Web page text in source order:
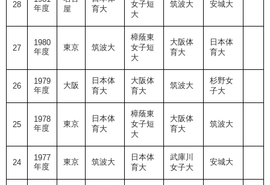
28
年度
屋
育大
女子短
大
筑波大 安城大
27
1980
年度
東京 筑波大
樟蔭東
女子短
大
大阪体
育大
日本体
育大
26
1979
年度
大阪
日本体
育大
大阪体
育大
筑波大
杉野女
子大
25
1978
年度
東京
日本体
育大
樟蔭東
女子短
大
大阪体
育大
筑波大
24
1977
年度
東京 筑波大
日本体
育大
武庫川
女子大
安城大